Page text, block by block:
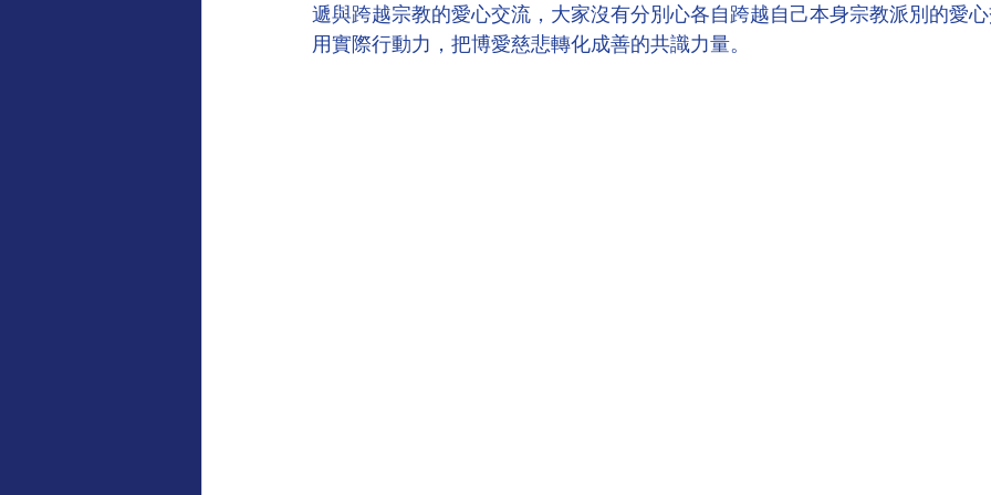
遞與跨越宗教的愛心交流，大家沒有分別心各自跨越自己本身宗教派別的愛
用實際行動力，把博愛慈悲轉化成善的共識力量。